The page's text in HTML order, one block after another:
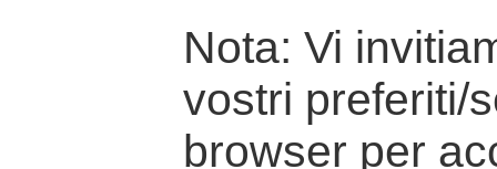
Nota: Vi
vostri preferiti/
browser per